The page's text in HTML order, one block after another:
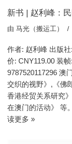
新书 | 赵利峰：
由 马光（搬运工）
作者: 赵利峰 出版
价: CNY119.00 装
9787520117296 澳
交织的视野》,《佛
香港经贸关系研究
在澳门的活动》 等
读更多 »